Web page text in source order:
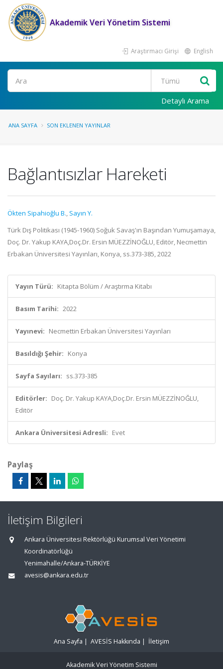
Akademik Veri Yönetim Sistemi
Araştırmacı Girişi English
Ara
Detaylı Arama
ANA SAYFA SON EKLENEN YAYINLAR
Bağlantısızlar Hareketi
Ökten Sipahioğlu B., Sayın Y.
Türk Dış Politikası (1945-1960) Soğuk Savaş'ın Başından Yumuşamaya,
Doç. Dr. Yakup KAYA,Doç.Dr. Ersin MÜEZZİNOĞLU, Editör, Necmettin
Erbakan Üniversitesi Yayınları, Konya, ss.373-385, 2022
Yayın Türü: Kitapta Bölüm / Araştırma Kitabı
Basım Tarihi: 2022
Yayınevi: Necmettin Erbakan Üniversitesi Yayınları
Basıldığı Şehir: Konya
Sayfa Sayıları: ss.373-385
Editörler: Doç. Dr. Yakup KAYA,Doç.Dr. Ersin MÜEZZİNOĞLU,
Editör
Ankara Üniversitesi Adresli: Evet
Paylaş
İletişim Bilgileri
Ankara Üniversitesi Rektörlüğü Kurumsal Veri Yönetimi
Koordinatörlüğü
Yenimahalle/Ankara-TÜRKİYE
avesis@ankara.edu.tr
Ana Sayfa | AVESİS Hakkında | İletişim
Akademik Veri Yönetim Sistemi